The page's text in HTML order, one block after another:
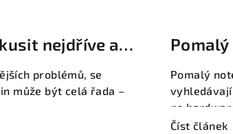
nejdříve a
problémů, se
může být celá řada –
vyřešit
Pomalý
po
Číst článek